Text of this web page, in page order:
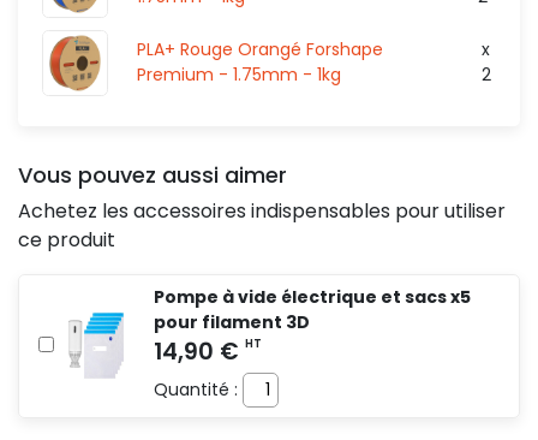
PLA+ Rouge Orangé Forshape
Premium - 1.75mm - 1kg
x
2
Vous pouvez aussi aimer
Achetez les accessoires indispensables pour utiliser
ce produit
Pompe à vide électrique et sacs x5
pour filament 3D
Quantité :